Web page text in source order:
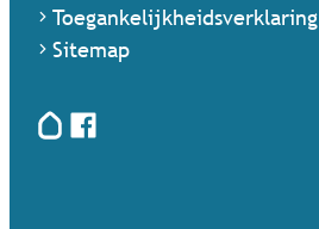
Toegankelijkheidsverklaring
Sitemap
HoplrFacebook